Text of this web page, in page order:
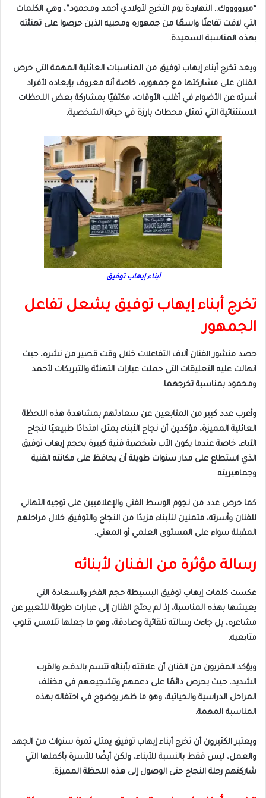
“مبرووووك.. النهاردة يوم التخرج لأولادي أحمد ومحمود”، وهي الكلمات
التي لاقت تفاعلًا واسعًا من جمهوره ومحبيه الذين حرصوا على تهنئته
بهذه المناسبة السعيدة.
ويعد تخرج أبناء إيهاب توفيق من المناسبات العائلية المهمة التي حرص
الفنان على مشاركتها مع جمهوره، خاصة أنه معروف بإبعاده لأفراد
أسرته عن الأضواء في أغلب الأوقات، مكتفيًا بمشاركة بعض اللحظات
الاستثنائية التي تمثل محطات بارزة في حياته الشخصية.
أبناء إيهاب توفيق
تخرج أبناء إيهاب توفيق يشعل تفاعل
الجمهور
حصد منشور الفنان آلاف التفاعلات خلال وقت قصير من نشره، حيث
انهالت عليه التعليقات التي حملت عبارات التهنئة والتبريكات لأحمد
ومحمود بمناسبة تخرجهما.
وأعرب عدد كبير من المتابعين عن سعادتهم بمشاهدة هذه اللحظة
العائلية المميزة، مؤكدين أن نجاح الأبناء يمثل امتدادًا طبيعيًا لنجاح
الآباء، خاصة عندما يكون الأب شخصية فنية كبيرة بحجم إيهاب توفيق
الذي استطاع على مدار سنوات طويلة أن يحافظ على مكانته الفنية
وجماهيريته.
كما حرص عدد من نجوم الوسط الفني والإعلاميين على توجيه التهاني
للفنان وأسرته، متمنين للأبناء مزيدًا من النجاح والتوفيق خلال مراحلهم
المقبلة سواء على المستوى العلمي أو المهني.
رسالة مؤثرة من الفنان لأبنائه
عكست كلمات إيهاب توفيق البسيطة حجم الفخر والسعادة التي
يعيشها بهذه المناسبة، إذ لم يحتج الفنان إلى عبارات طويلة للتعبير عن
مشاعره، بل جاءت رسالته تلقائية وصادقة، وهو ما جعلها تلامس قلوب
متابعيه.
ويؤكد المقربون من الفنان أن علاقته بأبنائه تتسم بالدفء والقرب
الشديد، حيث يحرص دائمًا على دعمهم وتشجيعهم في مختلف
المراحل الدراسية والحياتية، وهو ما ظهر بوضوح في احتفاله بهذه
المناسبة المهمة.
ويعتبر الكثيرون أن تخرج أبناء إيهاب توفيق يمثل ثمرة سنوات من الجهد
والعمل، ليس فقط بالنسبة للأبناء، ولكن أيضًا للأسرة بأكملها التي
شاركتهم رحلة النجاح حتى الوصول إلى هذه اللحظة المميزة.